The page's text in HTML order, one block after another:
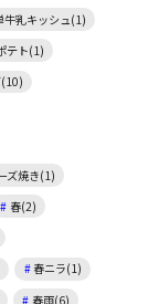
牛乳キッシュ(1)
テト(1)
ズ焼き(1)
春(2)
春ニラ(1)
春雨(6)